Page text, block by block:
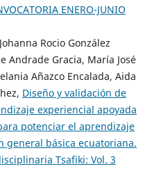
ENERO-JUNIO
Rocio González
Andrade Gracia, María José
Añazco Encalada, Aida
Diseño y validación de
experiencial apoyada
potenciar el aprendizaje
general básica ecuatoriana.
Tsafiki: Vol. 3